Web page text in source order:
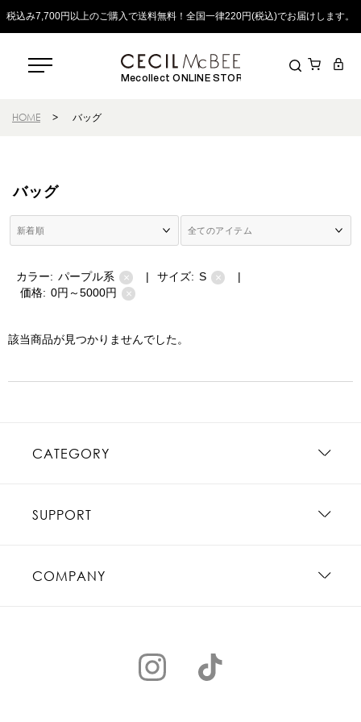
税込み7,700円以上のご購入で送料無料！全国一律220円(税込)でお届けします。
Mecollect ONLINE STORE
HOME > バッグ
バッグ
カラー: パープル系 × | サイズ: S ×
|
価格: 0円～5000円 ×
該当商品が見つかりませんでした。
CATEGORY
SUPPORT
COMPANY